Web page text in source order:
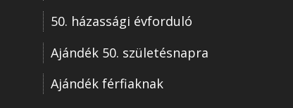
50. házassági évforduló
Ajándék 50. születésnapra
Ajándék férfiaknak